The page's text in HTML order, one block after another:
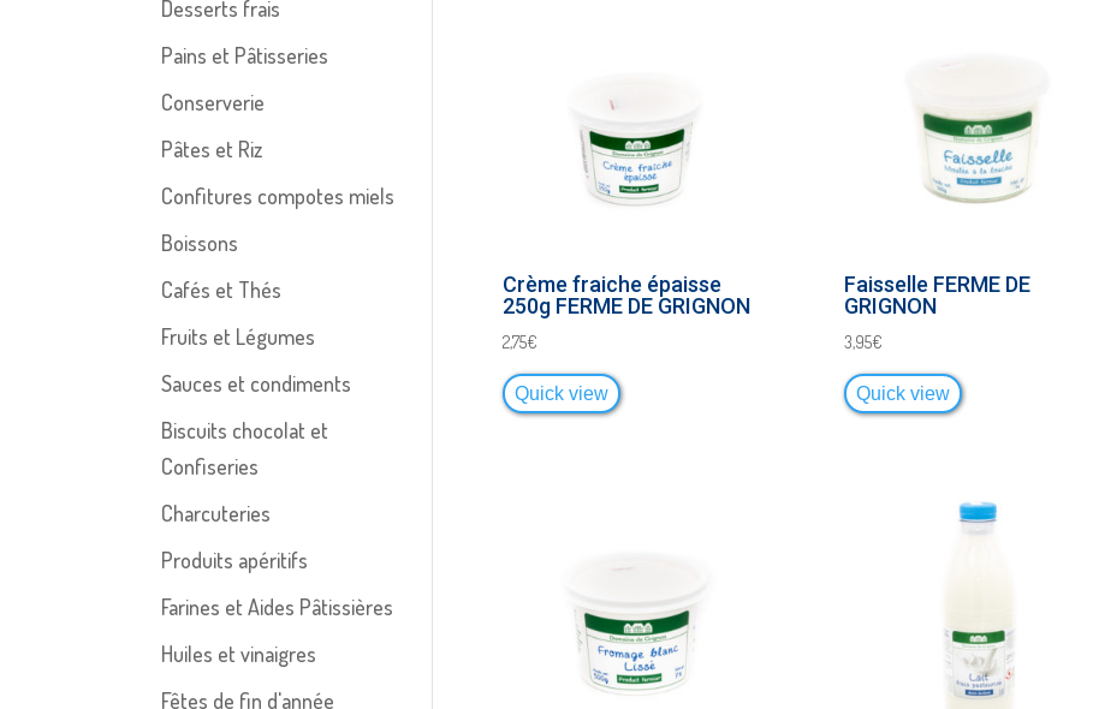
Crème fraiche épaisse
250g FERME DE GRIGNON
2,75€
Quick view
Faisselle FERME DE
GRIGNON
3,95€
Quick view
Desserts frais
Pains et Pâtisseries
Conserverie
Pâtes et Riz
Confitures compotes miels
Boissons
Cafés et Thés
Fruits et Légumes
Sauces et condiments
Biscuits chocolat et
Confiseries
Charcuteries
Produits apéritifs
Farines et Aides Pâtissières
Huiles et vinaigres
Fêtes de fin d'année